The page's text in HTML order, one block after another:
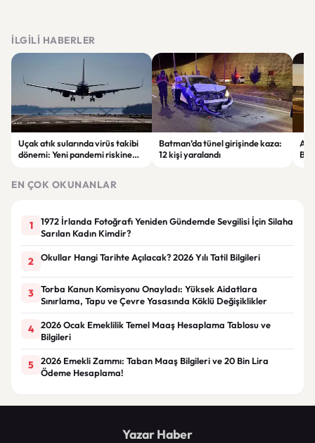
İLGILI HABERLER
Uçak atık sularında virüs takibi
dönemi: Yeni pandemi riskine
Batman’da tünel girişinde kaza:
12 kişi yaralandı
EN ÇOK OKUNANLAR
1
1972 İrlanda Fotoğrafı Yeniden Gündemde Sevgilisi İçin Silaha
Sarılan Kadın Kimdir?
2 Okullar Hangi Tarihte Açılacak? 2026 Yılı Tatil Bilgileri
3
Torba Kanun Komisyonu Onayladı: Yüksek Aidatlara
Sınırlama, Tapu ve Çevre Yasasında Köklü Değişiklikler
4
2026 Ocak Emeklilik Temel Maaş Hesaplama Tablosu ve
Bilgileri
5
2026 Emekli Zammı: Taban Maaş Bilgileri ve 20 Bin Lira
Ödeme Hesaplama!
Yazar Haber